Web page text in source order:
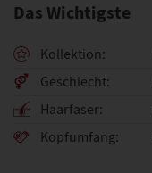
Das Wichtigste
Kollektion
Geschlecht
Haarfaser
Kopfumfang